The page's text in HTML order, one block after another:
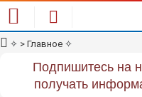
✧ > Главное ✧
Подпишитесь на
получать